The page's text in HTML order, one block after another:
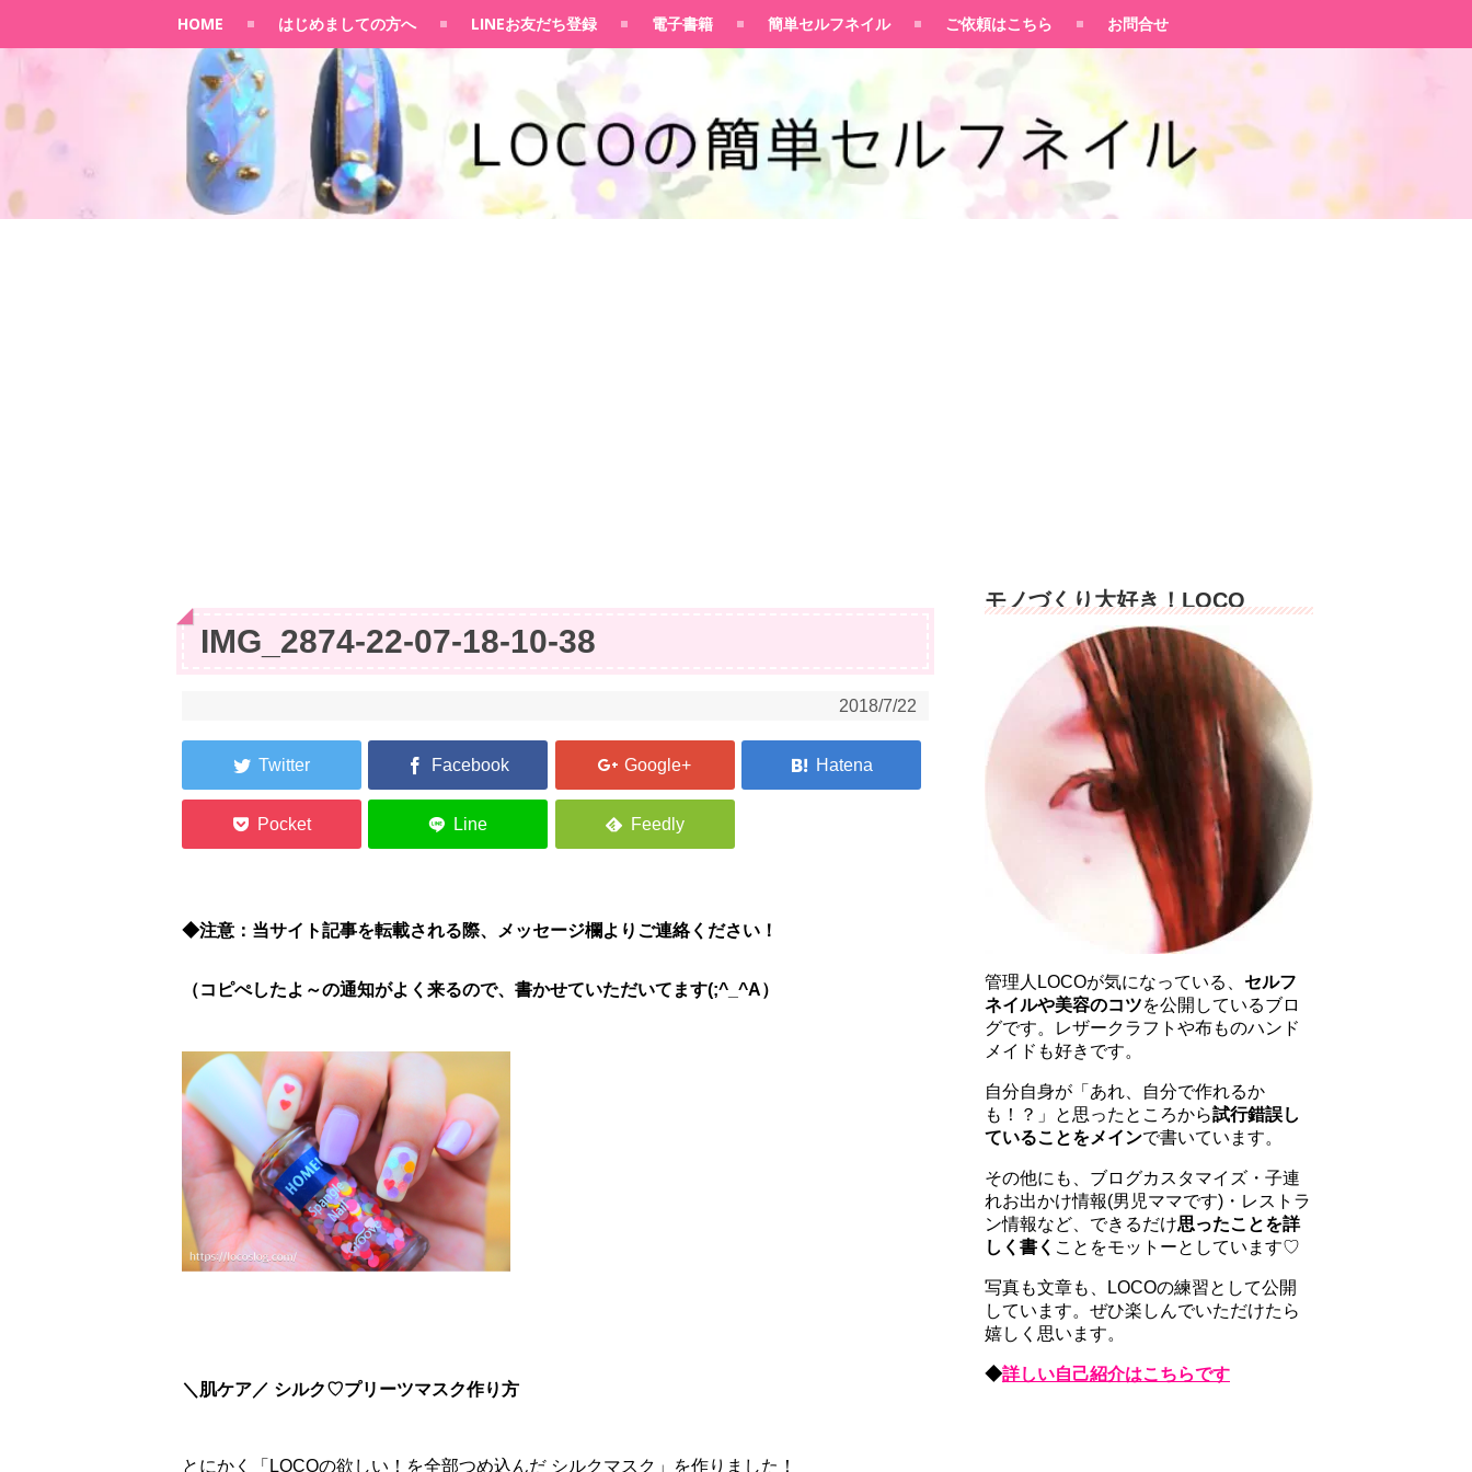
HOME はじめましての方へ LINEお友だち登録 電子書籍 簡単セルフネイル ご依頼はこちら お問合せ
IMG_2874-22-07-18-10-38
2018/7/22
◆注意：当サイト記事を転載される際、メッセージ欄よりご連絡ください！
（コピぺしたよ～の通知がよく来るので、書かせていただいてます(;^_^A）
＼肌ケア／ シルク♡プリーツマスク作り方
とにかく「LOCOの欲しい！を全部つめ込んだ シルクマスク」を作りました！
モノづくり大好き！LOCO
管理人LOCOが気になっている、 セルフ
ネイルや美容のコツを公開しているブロ
グです。レザークラフトや布ものハンド
メイドも好きです。
自分自身が「あれ、自分で作れるか
も！？」と思ったところから試行錯誤し
ていることをメインで書いています。
その他にも、ブログカスタマイズ・子連
れお出かけ情報(男児ママです)・レストラ
ン情報など、できるだけ思ったことを詳
しく書く ことをモットーとしています♡
写真も文章も、LOCOの練習として公開
しています。ぜひ楽しんでいただけたら
嬉しく思います。
◆詳しい自己紹介はこちらです